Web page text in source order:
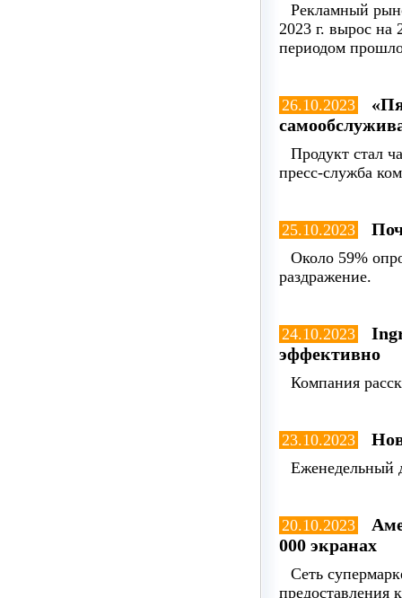
Рекламный
2023 г. вырос на
периодом
26.10.2023
Продукт стал
пресс-служба
25.10.2023
Около 59%
раздражение.
24.10.2023
эффективно
Компания
23.10.2023
Еженедельный
20.10.2023
000 экранах
Сеть
предоставления